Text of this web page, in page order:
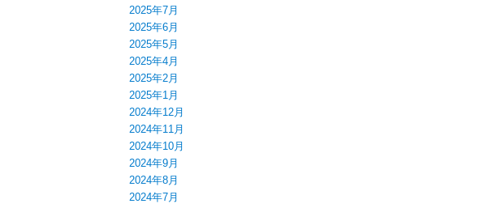
2025年7月
2025年6月
2025年5月
2025年4月
2025年2月
2025年1月
2024年12月
2024年11月
2024年10月
2024年9月
2024年8月
2024年7月